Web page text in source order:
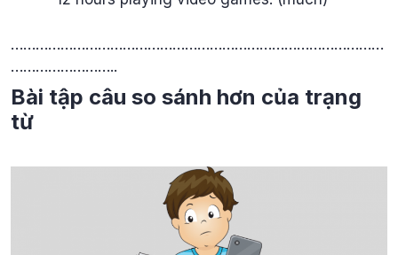
………………………………………………………………………………
……………………..
Bài tập câu so sánh hơn của trạng
từ